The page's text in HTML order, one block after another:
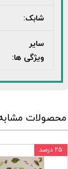
شابک:
سایر
ویژگی ها:
محصولات
۲۵ درصد